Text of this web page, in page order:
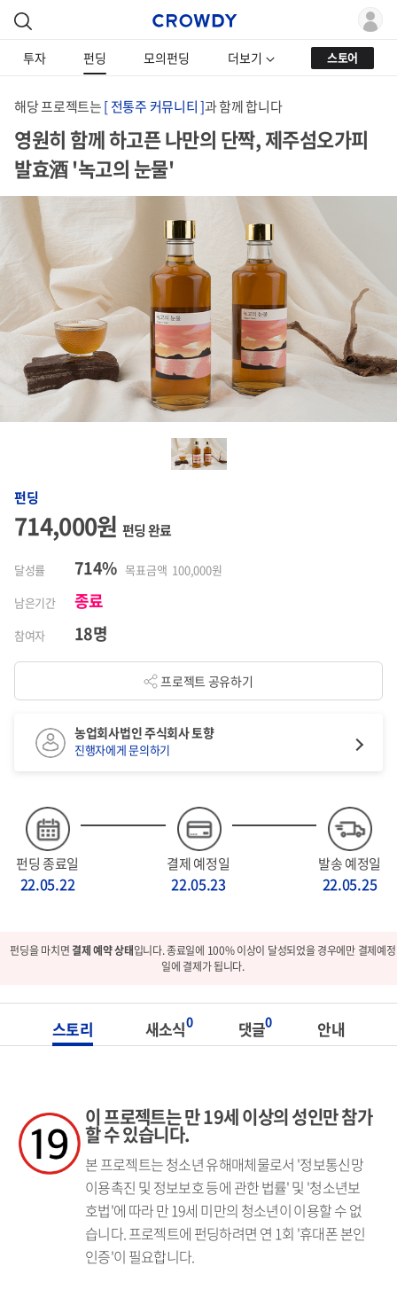
투자 펀딩 모의펀딩 더보기 스토어
해당 프로젝트는[ 전통주 커뮤니티 ]과 함께 합니다
영원히 함께 하고픈 나만의 단짝, 제주섬오가피
발효酒 '녹고의 눈물'
펀딩
714,000원 펀딩 완료
달성률 714% 목표금액 100,000원
남은기간
종료
참여자 18명
프로젝트 공유하기
펀딩 종료일
22.05.22
결제 예정일
22.05.23
발송 예정일
22.05.25
농업회사법인 주식회사 토향
진행자에게 문의하기
펀딩을 마치면결제 예약 상태입니다. 종료일에 100% 이상이 달성되었을 경우에만 결제예정
일에 결제가 됩니다.
스토리 새소식0 댓글0 안내
이 프로젝트는 만 19세 이상의 성인만 참가
할 수 있습니다.
본 프로젝트는 청소년 유해매체물로서 '정보통신망
이용촉진 및 정보보호 등에 관한 법률' 및 '청소년보
호법'에 따라 만 19세 미만의 청소년이 이용할 수 없
습니다. 프로젝트에 펀딩하려면 연 1회 '휴대폰 본인
인증'이 필요합니다.